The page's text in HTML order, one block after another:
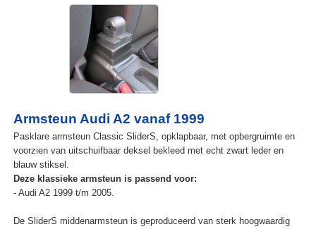
Armsteun Audi A2 vanaf 1999
Pasklare armsteun Classic SliderS, opklapbaar, met opbergruimte en
voorzien van uitschuifbaar deksel bekleed met echt zwart leder en
blauw stiksel.
Deze klassieke armsteun is passend voor:
- Audi A2 1999 t/m 2005.
De SliderS middenarmsteun is geproduceerd van sterk hoogwaardig